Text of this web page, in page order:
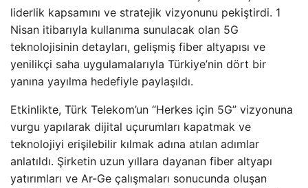
liderlik kapsamını ve stratejik vizyonunu pekiştirdi. 1
Nisan itibarıyla kullanıma sunulacak olan 5G
teknolojisinin detayları, gelişmiş fiber altyapısı ve
yenilikçi saha uygulamalarıyla Türkiye’nin dört bir
yanına yayılma hedefiyle paylaşıldı.
Etkinlikte, Türk Telekom’un “Herkes için 5G” vizyonuna
vurgu yapılarak dijital uçurumları kapatmak ve
teknolojiyi erişilebilir kılmak adına atılan adımlar
anlatıldı. Şirketin uzun yıllara dayanan fiber altyapı
yatırımları ve Ar-Ge çalışmaları sonucunda oluşan